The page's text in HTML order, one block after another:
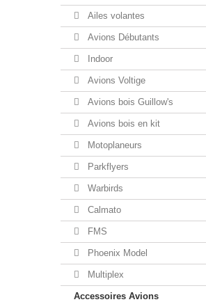
Ailes volantes
Avions Débutants
Indoor
Avions Voltige
Avions bois Guillow's
Avions bois en kit
Motoplaneurs
Parkflyers
Warbirds
Calmato
FMS
Phoenix Model
Multiplex
Accessoires Avions